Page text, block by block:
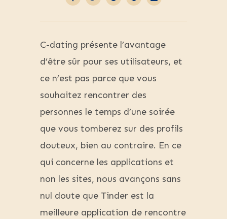
C-dating présente l’avantage
d’être sûr pour ses utilisateurs, et
ce n’est pas parce que vous
souhaitez rencontrer des
personnes le temps d’une soirée
que vous tomberez sur des profils
douteux, bien au contraire. En ce
qui concerne les applications et
non les sites, nous avançons sans
nul doute que Tinder est la
meilleure application de rencontre